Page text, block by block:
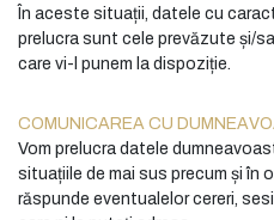
În aceste situații, datele cu
prelucra sunt cele prevăzute și/
care vi-l punem la dispoziție.
COMUNICAREA CU
Vom prelucra datele
situațiile de mai sus precum și în
răspunde eventualelor cereri,